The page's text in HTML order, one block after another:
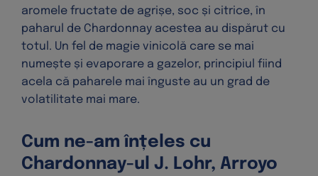
aromele fructate de agrișe, soc și citrice, în
paharul de Chardonnay acestea au dispărut cu
totul. Un fel de magie vinicolă care se mai
numește și evaporare a gazelor, principiul fiind
acela că paharele mai înguste au un grad de
volatilitate mai mare.
Cum ne-am înțeles cu
Chardonnay-ul J. Lohr, Arroyo